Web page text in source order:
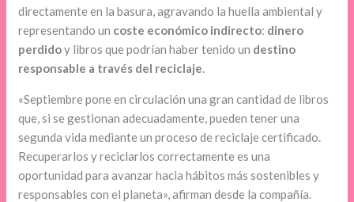
directamente en la basura, agravando la huella ambiental y
representando un coste económico indirecto: dinero
perdidoy libros que podrían haber tenido un destino
responsable a través del reciclaje.
«Septiembre pone en circulación una gran cantidad de libros
que, si se gestionan adecuadamente, pueden tener una
segunda vida mediante un proceso de reciclaje certificado.
Recuperarlos y reciclarlos correctamente es una
oportunidad para avanzar hacia hábitos más sostenibles y
responsables con el planeta», afirman desde la compañía.